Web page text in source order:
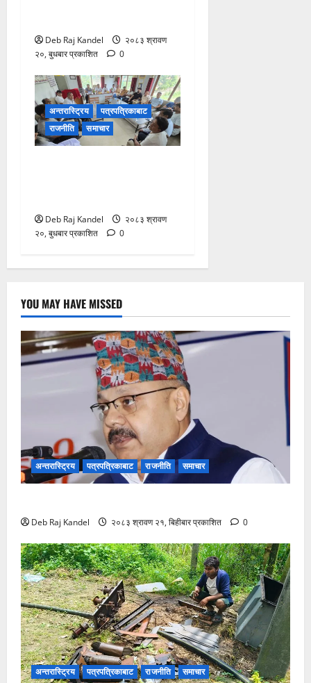
Deb Raj Kandel
२०८३ श्रावण
२०, बुधबार प्रकाशित
0
अन्तरास्ट्रिय
पत्रपत्रिकाबाट
राजनीति
समाचार
Deb Raj Kandel
२०८३ श्रावण
२०, बुधबार प्रकाशित
0
YOU MAY HAVE MISSED
अन्तरास्ट्रिय पत्रपत्रिकाबाट राजनीति समाचार
Deb Raj Kandel २०८३ श्रावण २१, बिहीबार प्रकाशित 0
अन्तरास्ट्रिय पत्रपत्रिकाबाट राजनीति समाचार